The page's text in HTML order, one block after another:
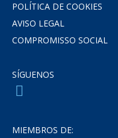
POLÍTICA DE COOKIES
AVISO LEGAL
COMPROMISSO SOCIAL
SÍGUENOS
MIEMBROS DE: